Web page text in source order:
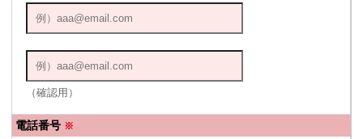
（確認用）
電話番号 ※